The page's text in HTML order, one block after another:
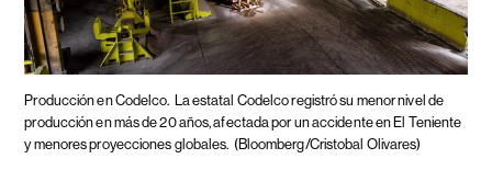
Producción en Codelco. La estatal Codelco registró su menor nivel de
producción en más de 20 años, afectada por un accidente en El Teniente
y menores proyecciones globales. (Bloomberg/Cristobal Olivares)